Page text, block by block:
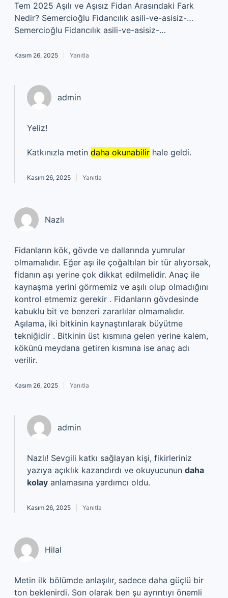
Tem 2025 Aşılı ve Aşısız Fidan Arasındaki Fark
Nedir? Semercioğlu Fidancılık asili-ve-asisiz-…
Semercioğlu Fidancılık asili-ve-asisiz-…
Kasım 26, 2025 Yanıtla
admin
Yeliz!
Katkınızla metin daha okunabilir hale geldi.
Kasım 26, 2025 Yanıtla
Nazlı
Fidanların kök, gövde ve dallarında yumrular
olmamalıdır. Eğer aşı ile çoğaltılan bir tür alıyorsak,
fidanın aşı yerine çok dikkat edilmelidir. Anaç ile
kaynaşma yerini görmemiz ve aşılı olup olmadığını
kontrol etmemiz gerekir . Fidanların gövdesinde
kabuklu bit ve benzeri zararlılar olmamalıdır.
Aşılama, iki bitkinin kaynaştırılarak büyütme
tekniğidir . Bitkinin üst kısmına gelen yerine kalem,
kökünü meydana getiren kısmına ise anaç adı
verilir.
Kasım 26, 2025 Yanıtla
admin
Nazlı! Sevgili katkı sağlayan kişi, fikirleriniz
yazıya açıklık kazandırdı ve okuyucunun daha
kolay anlamasına yardımcı oldu.
Kasım 26, 2025 Yanıtla
Hilal
Metin ilk bölümde anlaşılır, sadece daha güçlü bir
ton beklenirdi. Son olarak ben şu ayrıntıyı önemli